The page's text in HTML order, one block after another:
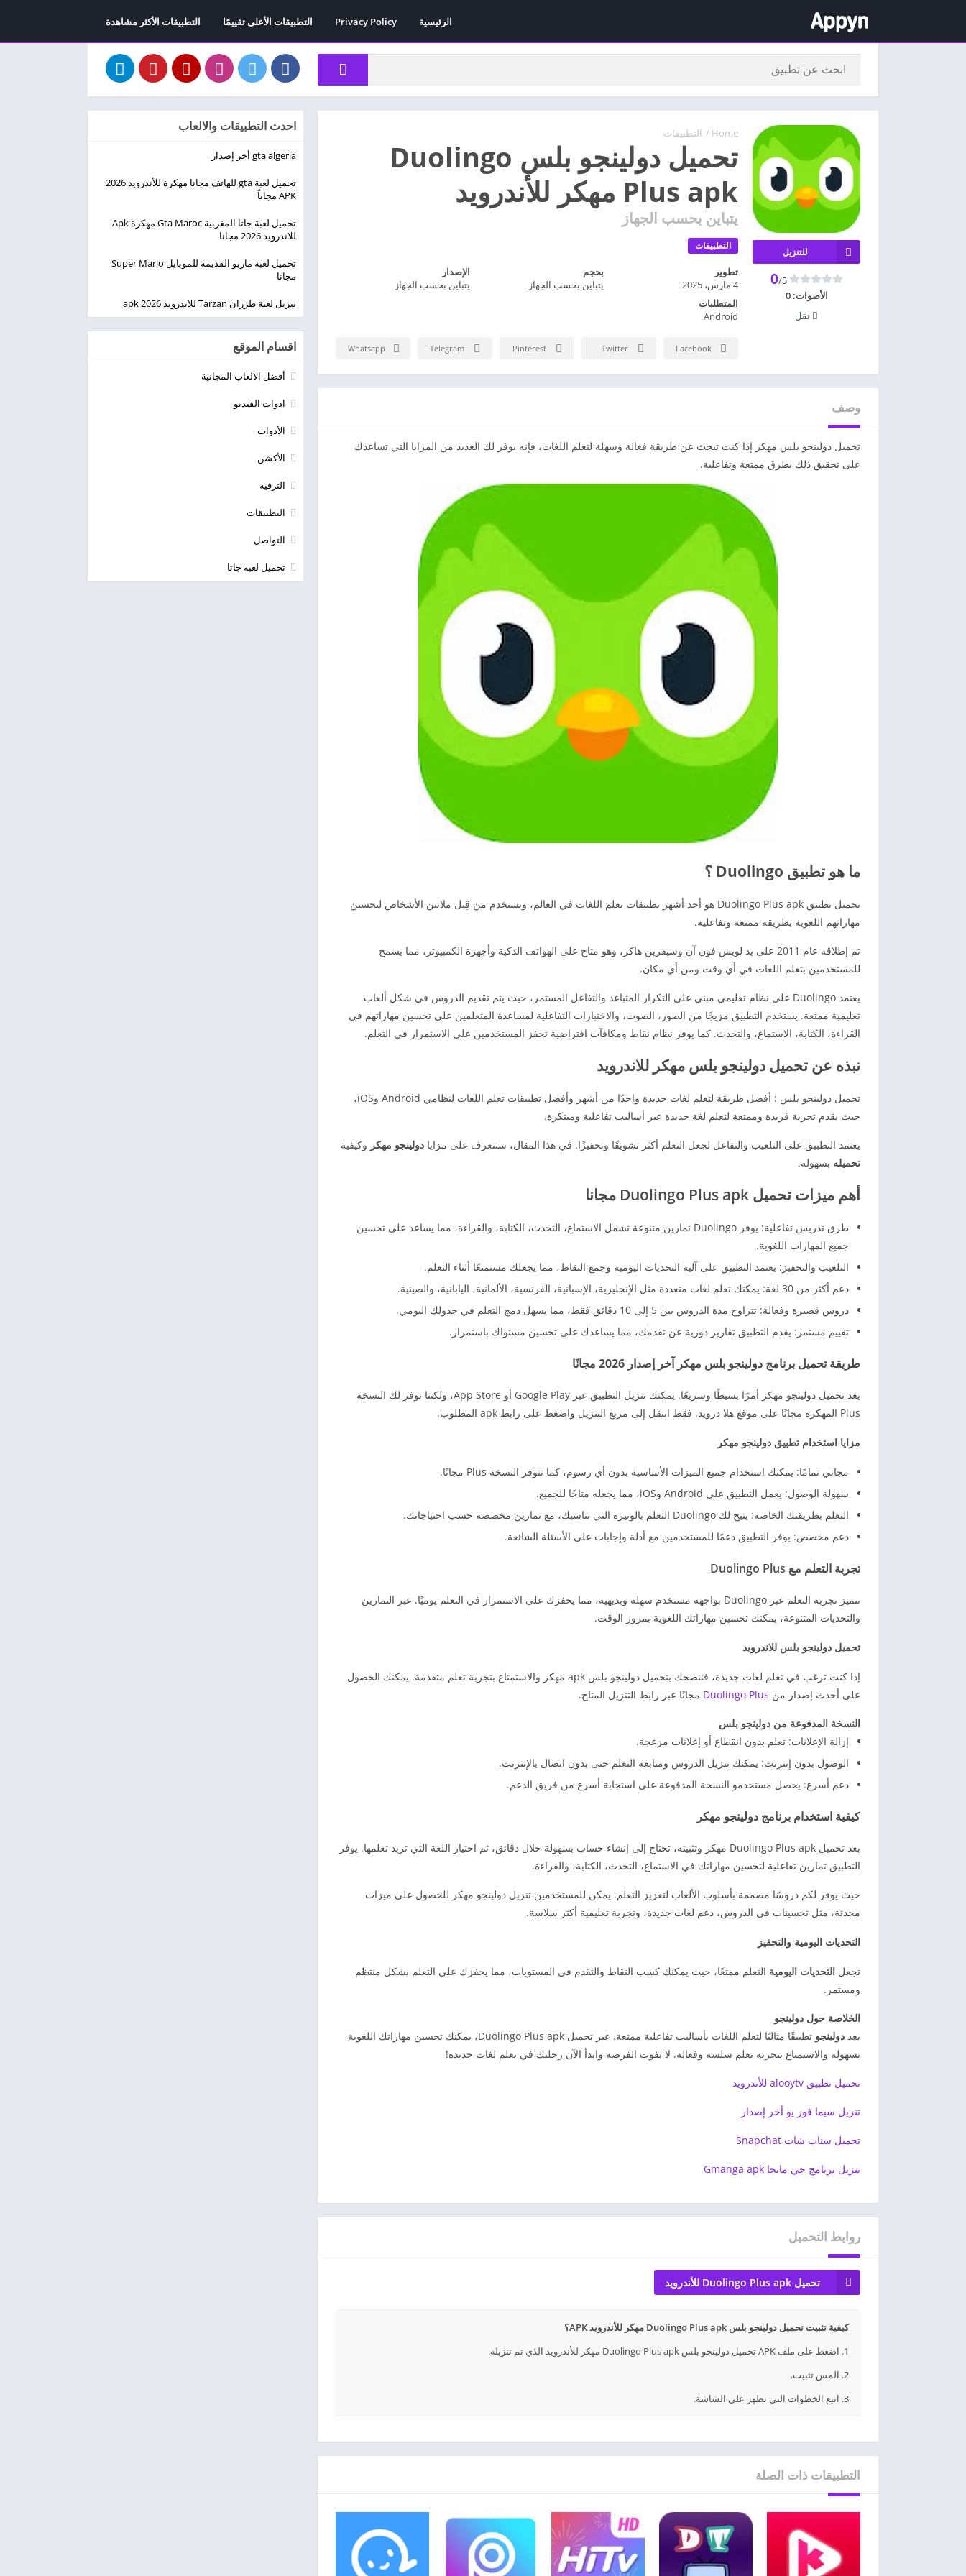
الرئيسية Privacy Policy التطبيقات الأعلى تقييمًا التطبيقات الأكثر مشاهدة
Home
/ التطبيقات
تحميل دولينجو بلس Duolingo
Plus apk مهكر للأندرويد
يتباين بحسب الجهاز
التطبيقات
للتنزيل
0/5
الأصوات:0
نقل
تطوير
4 مارس، 2025
بحجم
يتباين بحسب الجهاز
الإصدار
يتباين بحسب الجهاز
المتطلبات
Android
Facebook
Twitter
Pinterest
Telegram
Whatsapp
وصف
تحميل دولينجو بلس مهكر إذا كنت تبحث عن طريقة فعالة وسهلة لتعلم اللغات، فإنه يوفر لك العديد من المزايا التي تساعدك
على تحقيق ذلك بطرق ممتعة وتفاعلية.
ما هو تطبيق Duolingo ؟
تحميل تطبيق Duolingo Plus apk هو أحد أشهر تطبيقات تعلم اللغات في العالم، ويستخدم من قِبل ملايين الأشخاص لتحسين
مهاراتهم اللغوية بطريقة ممتعة وتفاعلية.
تم إطلاقه عام 2011 على يد لويس فون آن وسيفرين هاكر، وهو متاح على الهواتف الذكية وأجهزة الكمبيوتر، مما يسمح
للمستخدمين بتعلم اللغات في أي وقت ومن أي مكان.
يعتمد Duolingo على نظام تعليمي مبني على التكرار المتباعد والتفاعل المستمر، حيث يتم تقديم الدروس في شكل ألعاب
تعليمية ممتعة. يستخدم التطبيق مزيجًا من الصور، الصوت، والاختبارات التفاعلية لمساعدة المتعلمين على تحسين مهاراتهم في
القراءة، الكتابة، الاستماع، والتحدث. كما يوفر نظام نقاط ومكافآت افتراضية تحفز المستخدمين على الاستمرار في التعلم.
نبذه عن تحميل دولينجو بلس مهكر للاندرويد
تحميل دولينجو بلس : أفضل طريقة لتعلم لغات جديدة واحدًا من أشهر وأفضل تطبيقات تعلم اللغات لنظامي Android وiOS،
حيث يقدم تجربة فريدة وممتعة لتعلم لغة جديدة عبر أساليب تفاعلية ومبتكرة.
يعتمد التطبيق على التلعيب والتفاعل لجعل التعلم أكثر تشويقًا وتحفيزًا. في هذا المقال، سنتعرف على مزايا دولينجو مهكر وكيفية
تحميله بسهولة.
أهم ميزات تحميل Duolingo Plus apk مجانا
طرق تدريس تفاعلية: يوفر Duolingo تمارين متنوعة تشمل الاستماع، التحدث، الكتابة، والقراءة، مما يساعد على تحسين
جميع المهارات اللغوية.
التلعيب والتحفيز: يعتمد التطبيق على آلية التحديات اليومية وجمع النقاط، مما يجعلك مستمتعًا أثناء التعلم.
دعم أكثر من 30 لغة: يمكنك تعلم لغات متعددة مثل الإنجليزية، الإسبانية، الفرنسية، الألمانية، اليابانية، والصينية.
دروس قصيرة وفعالة: تتراوح مدة الدروس بين 5 إلى 10 دقائق فقط، مما يسهل دمج التعلم في جدولك اليومي.
تقييم مستمر: يقدم التطبيق تقارير دورية عن تقدمك، مما يساعدك على تحسين مستواك باستمرار.
طريقة تحميل برنامج دولينجو بلس مهكر آخر إصدار 2026 مجانًا
يعد تحميل دولينجو مهكر أمرًا بسيطًا وسريعًا. يمكنك تنزيل التطبيق عبر Google Play أو App Store، ولكننا نوفر لك النسخة
Plus المهكرة مجانًا على موقع هلا درويد. فقط انتقل إلى مربع التنزيل واضغط على رابط apk المطلوب.
مزايا استخدام تطبيق دولينجو مهكر
مجاني تمامًا: يمكنك استخدام جميع الميزات الأساسية بدون أي رسوم، كما تتوفر النسخة Plus مجانًا.
سهولة الوصول: يعمل التطبيق على Android وiOS، مما يجعله متاحًا للجميع.
التعلم بطريقتك الخاصة: يتيح لك Duolingo التعلم بالوتيرة التي تناسبك، مع تمارين مخصصة حسب احتياجاتك.
دعم مخصص: يوفر التطبيق دعمًا للمستخدمين مع أدلة وإجابات على الأسئلة الشائعة.
تجربة التعلم مع Duolingo Plus
تتميز تجربة التعلم عبر Duolingo بواجهة مستخدم سهلة وبديهية، مما يحفزك على الاستمرار في التعلم يوميًا. عبر التمارين
والتحديات المتنوعة، يمكنك تحسين مهاراتك اللغوية بمرور الوقت.
تحميل دولينجو بلس للاندرويد
إذا كنت ترغب في تعلم لغات جديدة، فننصحك بتحميل دولينجو بلس apk مهكر والاستمتاع بتجربة تعلم متقدمة. يمكنك الحصول
على أحدث إصدار من Duolingo Plus مجانًا عبر رابط التنزيل المتاح.
النسخة المدفوعة من دولينجو بلس
إزالة الإعلانات: تعلم بدون انقطاع أو إعلانات مزعجة.
الوصول بدون إنترنت: يمكنك تنزيل الدروس ومتابعة التعلم حتى بدون اتصال بالإنترنت.
دعم أسرع: يحصل مستخدمو النسخة المدفوعة على استجابة أسرع من فريق الدعم.
كيفية استخدام برنامج دولينجو مهكر
بعد تحميل Duolingo Plus apk مهكر وتثبيته، تحتاج إلى إنشاء حساب بسهولة خلال دقائق، ثم اختيار اللغة التي تريد تعلمها. يوفر
التطبيق تمارين تفاعلية لتحسين مهاراتك في الاستماع، التحدث، الكتابة، والقراءة.
حيث يوفر لكم دروسًا مصممة بأسلوب الألعاب لتعزيز التعلم. يمكن للمستخدمين تنزيل دولينجو مهكر للحصول على ميزات
محدثة، مثل تحسينات في الدروس، دعم لغات جديدة، وتجربة تعليمية أكثر سلاسة.
التحديات اليومية والتحفيز
تجعل التحديات اليومية التعلم ممتعًا، حيث يمكنك كسب النقاط والتقدم في المستويات، مما يحفزك على التعلم بشكل منتظم
ومستمر.
الخلاصة حول دولينجو
يعد دولينجو
تطبيقًا مثاليًا لتعلم اللغات بأساليب تفاعلية ممتعة. عبر تحميل Duolingo Plus apk، يمكنك تحسين مهاراتك اللغوية
بسهولة والاستمتاع بتجربة تعلم سلسة وفعالة. لا تفوت الفرصة وابدأ الآن رحلتك في تعلم لغات جديدة!
تحميل تطبيق alooytv للأندرويد
تنزيل سيما فور يو أخر إصدار
تحميل سناب شات Snapchat
تنزيل برنامج جي مانجا Gmanga apk
روابط التحميل
تحميل Duolingo Plus apk للأندرويد
كيفية تثبيت تحميل دولينجو بلس Duolingo Plus apk مهكر للأندرويد APK؟
1. اضغط على ملف APK تحميل دولينجو بلس Duolingo Plus apk مهكر للأندرويد الذي تم تنزيله.
2. المس تثبيت.
3. اتبع الخطوات التي تظهر على الشاشة.
التطبيقات ذات الصلة
احدث التطبيقات والالعاب
gta algeria أخر إصدار
تحميل لعبة gta للهاتف مجانا مهكرة للأندرويد 2026
APK مجاناً
تحميل لعبة جاتا المغربية Gta Maroc مهكرة Apk
للاندرويد 2026 مجانا
تحميل لعبة ماريو القديمة للموبايل Super Mario
مجانا
تنزيل لعبة طرزان Tarzan للاندرويد apk 2026
اقسام الموقع
أفضل الالعاب المجانية
ادوات الفيديو
الأدوات
الأكشن
الترفيه
التطبيقات
التواصل
تحميل لعبة جاتا